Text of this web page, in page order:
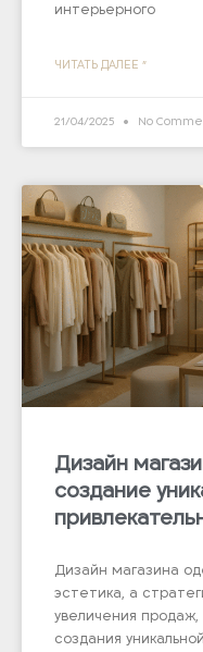
интерьерного
ЧИТАТЬ ДАЛЕЕ "
21/04/2025 No
Дизайн
создание
Дизайн магазина
эстетика, а
увеличения
создания